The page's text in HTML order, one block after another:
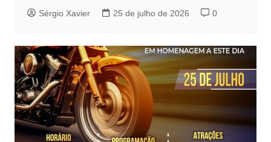
Sérgio Xavier 25 de julho de 2026 0